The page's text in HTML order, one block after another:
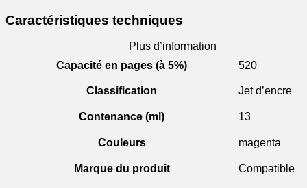
Caractéristiques techniques
Plus d’information
Capacité en pages (à 5%)
520
Classification Jet d’encre
Contenance (ml) 13
Couleurs magenta
Marque du produit Compatible